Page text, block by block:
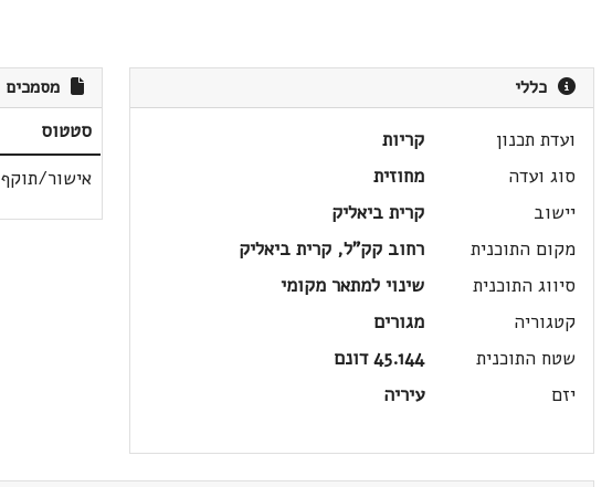
כללי
ועדת תכנון
קריות
סוג ועדה
מחוזית
יישוב
קרית ביאליק
מקום התוכנית
רחוב קק"ל, קרית ביאליק
סיווג התוכנית
שינוי למתאר מקומי
קטגוריה
מגורים
שטח התוכנית
45.144 דונם
יזם
עיריה
מסמכים
סטטוס
אישור/תוקף